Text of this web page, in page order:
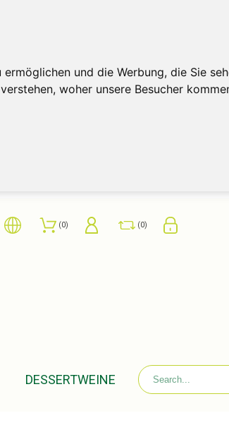
und die Werbung, die Sie
woher unsere Besucher
0 0
DESSERTWEINE